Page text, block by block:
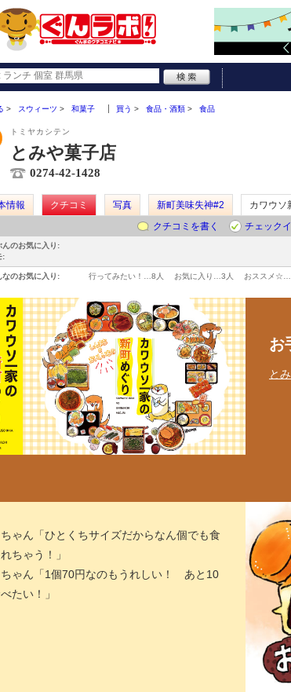
スウィーツ 和菓子 買う 食品・酒類 食品
トミヤカシテン
とみや菓子店
0274-42-1428
情報 クチコミ 写真 新町美味失神#2
カワウソ
クチコミを書く
チェック
んのお気に入り:
:
なのお気に入り: 行ってみたい！… 8人 お気に入り… 3人 おススメ☆…
お
と
ゃん「ひとくちサイズだからなん個でも食
ちゃう！」
ちゃん「1個70円なのもうれしい！ あと10
たい！」